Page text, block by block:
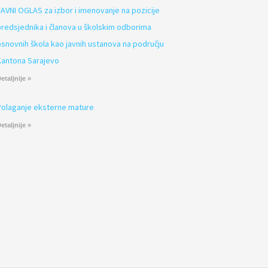
OGLAS za izbor i imenovanje na pozicije
i članova u školskim odborima
škola kao javnih ustanova na području
Sarajevo
»
eksterne mature
»